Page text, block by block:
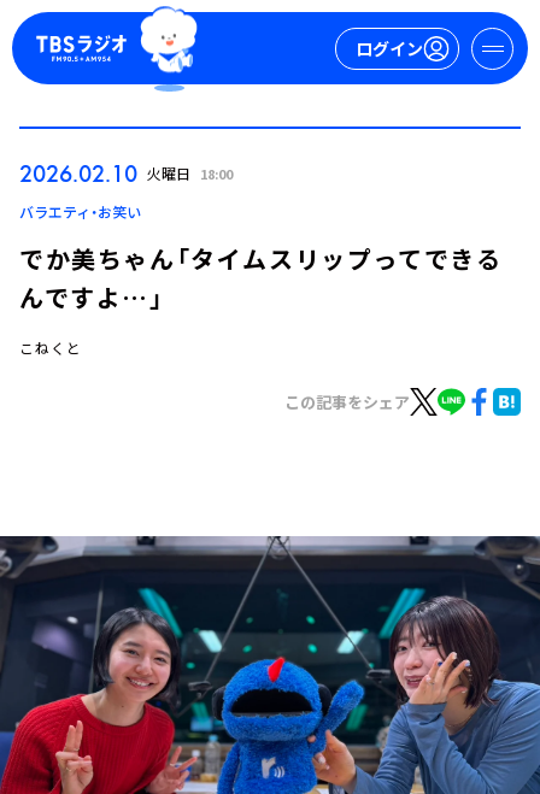
ログイン
ログイン
お知らせ
イベント・グッズ
YouTube
会社情報
2026.02.10 火曜日 18:00
バラエティ・お笑い
でか美ちゃん「タイムスリップってできる
んですよ…」
こねくと
この記事をシェア